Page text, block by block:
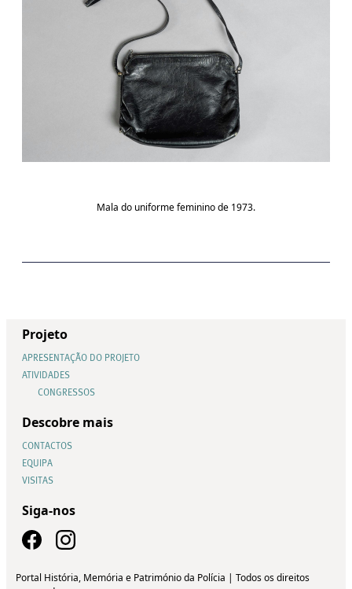
Mala do uniforme feminino de 1973.
Projeto
APRESENTAÇÃO DO PROJETO
ATIVIDADES
CONGRESSOS
Descobre mais
CONTACTOS
EQUIPA
VISITAS
Siga-nos
Portal História, Memória e Património da Polícia | Todos os direitos